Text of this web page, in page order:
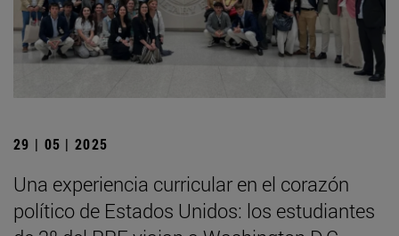
29 | 05 | 2025
Una experiencia curricular en el corazón
político de Estados Unidos: los estudiantes